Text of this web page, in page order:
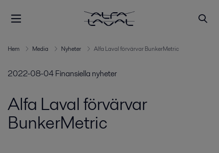
Hem Media Nyheter Alfa Laval förvärvar BunkerMetric
2022-08-04Finansiella nyheter
Alfa Laval förvärvar
BunkerMetric